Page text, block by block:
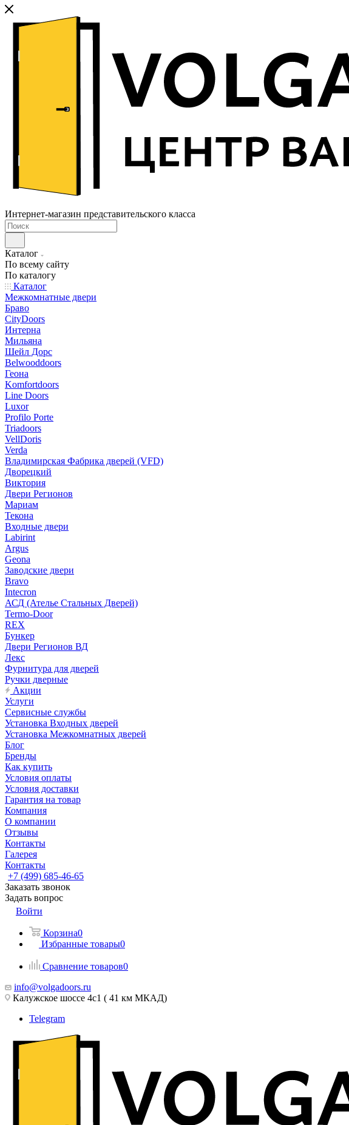
Интернет-магазин представительского класса
Каталог
По всему сайту
По каталогу
Каталог
Межкомнатные двери
Браво
CityDoors
Интерна
Мильяна
Шейл Дорс
Belwooddoors
Геона
Komfortdoors
Line Doors
Luxor
Profilo Porte
Triadoors
VellDoris
Verda
Владимирская Фабрика дверей (VFD)
Дворецкий
Виктория
Двери Регионов
Мариам
Текона
Входные двери
Labirint
Argus
Geona
Заводские двери
Bravo
Intecron
АСД (Ателье Стальных Дверей)
Termo-Door
REX
Бункер
Двери Регионов ВД
Лекс
Фурнитура для дверей
Ручки дверные
Акции
Услуги
Сервисные службы
Установка Входных дверей
Установка Межкомнатных дверей
Блог
Бренды
Как купить
Условия оплаты
Условия доставки
Гарантия на товар
Компания
О компании
Отзывы
Контакты
Галерея
Контакты
+7 (499) 685-46-65
Заказать звонок
Задать вопрос
Войти
Корзина0
Избранные товары0
Сравнение товаров0
info@volgadoors.ru
Калужское шоссе 4с1 ( 41 км МКАД)
Telegram